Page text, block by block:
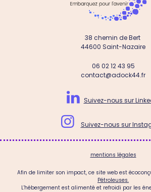
38 chemin de Bert
44600 Saint-Nazaire
06 02 12 43 95
contact@adock44.fr
 Suivez-nous sur
 Suivez-nous sur
mentions légales
Afin de limiter son impact, ce site web est
Pétroleuses.
L'hébergement est alimenté et refroidi par les